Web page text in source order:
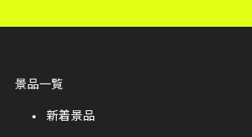
景品一覧
新着景品